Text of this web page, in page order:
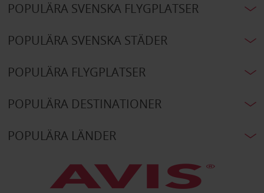
POPULÄRA SVENSKA FLYGPLATSER
POPULÄRA SVENSKA STÄDER
POPULÄRA FLYGPLATSER
POPULÄRA DESTINATIONER
POPULÄRA LÄNDER